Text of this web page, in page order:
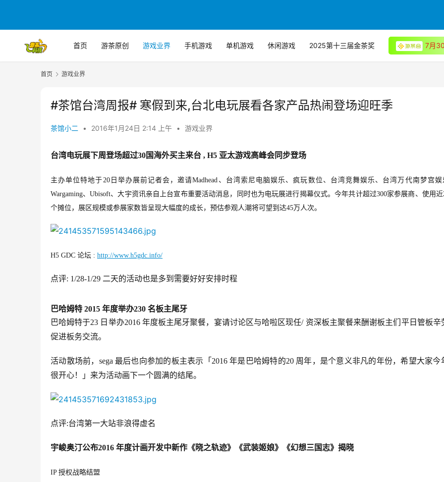
首页 游茶原创 游戏业界 手机游戏 单机游戏 休闲游戏 2025第十三届金茶奖 7月
首页 游戏业界
#茶馆台湾周报# 寒假到来,台北电玩展看各家产品热闹登场迎旺季
茶馆小二 • 2016年1月24日 2:14 上午 • 游戏业界
台湾电玩展下周登场超过30国海外买主来台 , H5 亚太游戏高峰会同步登场
主办单位特地于20日举办展前记者会，邀请Madhead、台湾索尼电脑娱乐、疯玩数位、台湾竞舞娱乐、台湾万代南梦宫娱
Wargaming、Ubisoft、大宇资讯亲自上台宣布重要活动消息，同时也为电玩展进行揭幕仪式。今年共计超过300家参展商、使用近
个摊位，展区规模或参展家数皆呈现大幅度的成长，预估参观人潮将可望到达45万人次。
H5 GDC 论坛 : http://www.h5gdc.info/
点评: 1/28-1/29 二天的活动也是多到需要好好安排时程
巴哈姆特 2015 年度举办230 名板主尾牙
巴哈姆特于23 日举办2016 年度板主尾牙聚餐，宴请讨论区与哈啦区现任/ 资深板主聚餐来酬谢板主们平日管板辛
促进板务交流。
活动散场前，sega 最后也向参加的板主表示「2016 年是巴哈姆特的20 周年，是个意义非凡的年份，希望大家今
很开心！」来为活动画下一个圆满的结尾。
点评:台湾第一大站非浪得虚名
宇峻奥汀公布2016 年度计画开发中新作《晓之轨迹》《武装姬娘》《幻想三国志》揭晓
IP 授权战略结盟